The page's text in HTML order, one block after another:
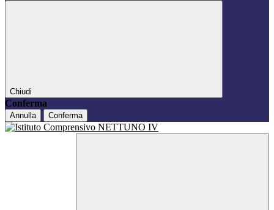
Chiudi
Conferma
Annulla Conferma